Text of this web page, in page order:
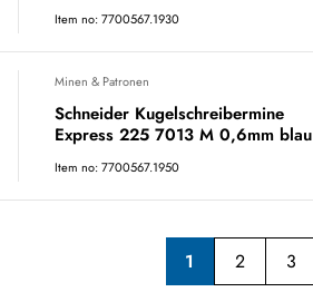
Item no: 7700567.1930
Minen & Patronen
Schneider Kugelschreibermine
Express 225 7013 M 0,6mm blau
Item no: 7700567.1950
1 2 3